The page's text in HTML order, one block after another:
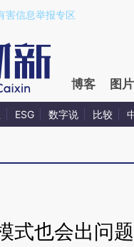
idFAp5hG)提炼
害信息举报专区
博客 图片
ESG 数字说 比较
式也会出问题